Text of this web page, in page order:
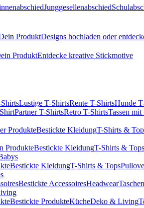
Junggesellenabschied
ProduktDesigns hochladen oder
ProduktEntdecke kreative Stickmotive
Lustige T-ShirtsRente T-ShirtsHunde
Partner T-ShirtsRetro T-ShirtsTassen mit
ProdukteBestickte KleidungT-Shirts &
ProdukteBestickte KleidungT-Shirts & Tops
Bestickte KleidungT-Shirts & Tops
Bestickte AccessoiresHeadwear
Bestickte ProdukteKücheDeko & Living